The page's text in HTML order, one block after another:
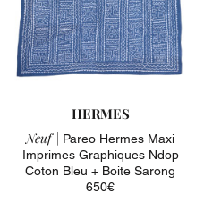
HERMES
Neuf | Pareo Hermes Maxi
Imprimes Graphiques Ndop
Coton Bleu + Boite Sarong
650€